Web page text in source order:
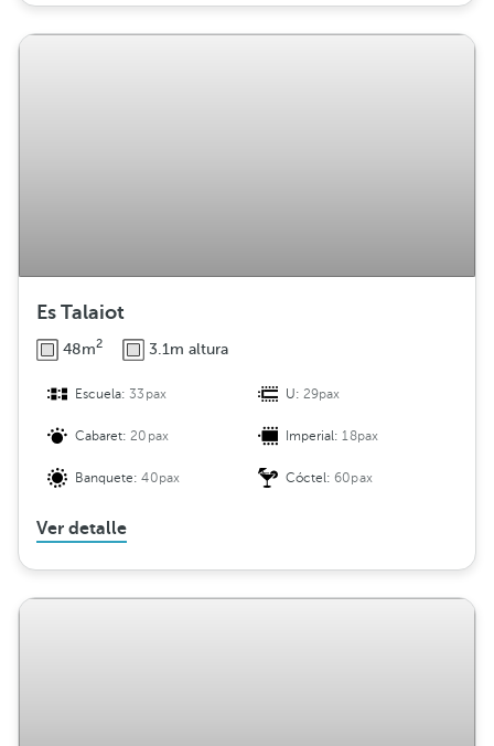
Es Talaiot
48m2 3.1m altura
Escuela:33pax U:29pax
Cabaret:20pax Imperial:18pax
Banquete:40pax Cóctel:60pax
Ver detalle